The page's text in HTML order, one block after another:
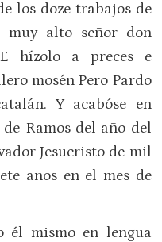
los doze trabajos de
muy alto señor don
hízolo a preces e
mosén Pero Pardo
Y acabóse en
Ramos del año del
Jesucristo de mil
años en el mes de
él mismo en lengua